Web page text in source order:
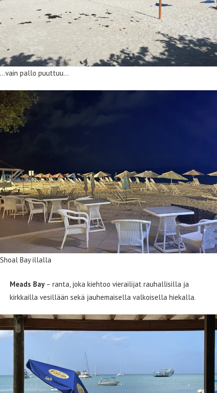
…vain pallo puuttuu…
Shoal Bay illalla
Meads Bay– ranta, joka kiehtoo vierailijat rauhallisilla ja
kirkkailla vesillään sekä jauhemaisella valkoisella hiekalla.